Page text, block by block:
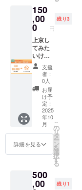
大変あ
りがた
いで
す。 IG:
taka.tal
ks.1017
FB:
takafu
mi
araki
る若者
の “リア
ル” が
ぎゅっ
と詰
まった
一冊
（PDF
）で
す。 ※
滞在し
た若者
のう
ち、希
望者を
募り相
談を実
施しま
す。感
想メッ
の送付
時期
は、確
の年齢
や出身
地、ど
んな想
いで上
京して
きたの
か。
2025年
10月ま
での支
援をも
とに、
データ
とイン
ビュー
めたレ
ポート
けしま
す。 今
を生き
スや悩
み ・こ
れから
の人生
の選択
に迷っ
ている
▽ 活動
報告レ
ポート
につい
て 『シ
ン その
まんま
荘』に
たち
――そ
地、ど
んな想
な日程
はメー
ルにて
調整
し、決
定いた
します
お話内
容の一
例： ・
進学・
就職に
向けた
不安や
迷い ・
仕事の
キャリ
アにつ
らの人
生の選
同士が
交流で
きる企
備中！
ただ
の“復活
イベン
ト”じゃ
終わら
せませ
ん。こ
の場所
から、
新しい
出会い
や未来
が動き
り”に参
加しま
特別な
一日。
楽亭
じゅげ
む（小
幡七
海）さ
んが贈
る落語
ワーク
ショッ
プをは
じめ、
参加者
同士で
交流を
深めら
れる場
活”とい
う言葉
んま荘
復活
祭』こ
の特別
な一日
を、た
だのイ
ベント
ではな
く、
『出会
い』と
『繋が
り』が
生まれ
る ”その
まんま”
な場に
するた
当日、
荒木と
150
,00
0 円
残り3
上京し
てみた
いけ
ど、な
かなか
踏み出
せな
い…そ
んな若
者たち
を応援
するた
めに、
『シン
そのま
復活さ
せま
支援
者：
0人
お届
け予
定：
2025
年10
月
詳細を見る
こ
の
リ
タ
ー
ン
を
選
択
す
る
500
,00 残り1